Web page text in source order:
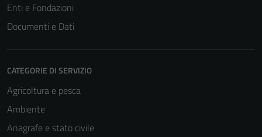
Enti e Fondazioni
Documenti e Dati
CATEGORIE DI SERVIZIO
Agricoltura e pesca
Ambiente
Anagrafe e stato civile